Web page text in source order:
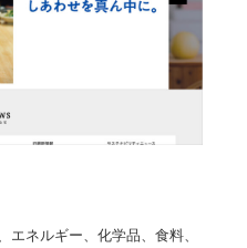
エネルギー、化学品、食料、